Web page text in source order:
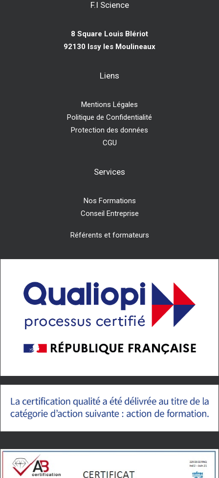
F.I Science
8 Square Louis Blériot
92130 Issy les Moulineaux
Liens
Mentions Légales
Politique de Confidentialité
Protection des données
CGU
Services
Nos Formations
Conseil Entreprise
Référents et formateurs